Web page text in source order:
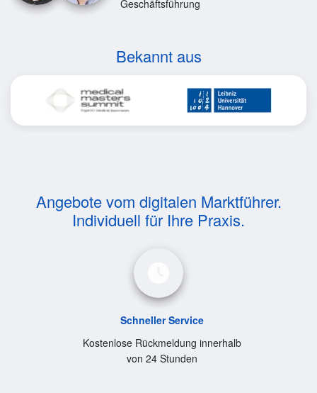
Geschäftsführung
Bekannt aus
Angebote vom digitalen Marktführer.
Individuell für Ihre Praxis.
Schneller Service
Kostenlose Rückmeldung innerhalb
von 24 Stunden